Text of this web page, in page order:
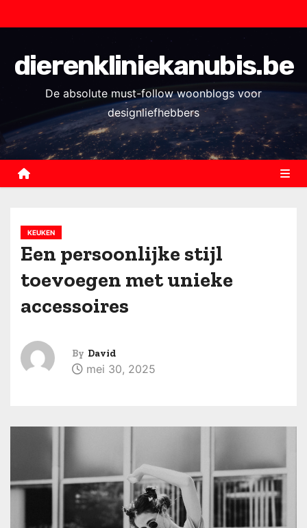
k
o
n
dierenkliniekanubis.be
De absolute must-follow woonblogs voor
designliefhebbers
KEUKEN
Een persoonlijke stijl
toevoegen met unieke
accessoires
By David
mei 30, 2025